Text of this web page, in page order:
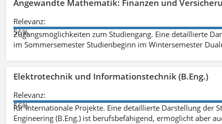
Angewandte Mathematik: Finanzen und
Relevanz:
56%
Zugangsmöglichkeiten zum Studiengang. Eine detaillierte
im Sommersemester Studienbeginn im Wintersemester
Elektrotechnik und Informationstechnik (B.Eng.)
Relevanz:
56%
für internationale Projekte. Eine detaillierte Darstellung der
Engineering (B.Eng.) ist berufsbefähigend, ermöglicht aber